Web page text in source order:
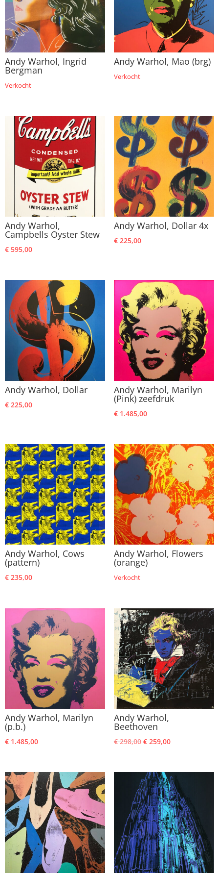
Andy Warhol, Ingrid
Bergman
Verkocht
Andy Warhol, Mao (brg)
Verkocht
Andy Warhol,
Campbells Oyster Stew
€ 595,00
Andy Warhol, Dollar 4x
€225,00
Andy Warhol, Dollar
€ 225,00
Andy Warhol, Marilyn
(Pink) zeefdruk
€1.485,00
Andy Warhol, Cows
(pattern)
€ 235,00
Andy Warhol, Flowers
(orange)
Verkocht
Andy Warhol, Marilyn
(p.b.)
€ 1.485,00
Andy Warhol,
Beethoven
€298,00 Oorspronkelijke
€ 298,00.
€259,00Huidige
€ 259,00.